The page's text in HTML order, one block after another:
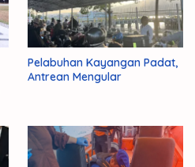
Pelabuhan Kayangan Padat,
Antrean Mengular